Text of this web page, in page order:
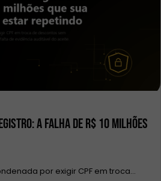
a falha de R$ 10 milhões
por exigir CPF em troca…